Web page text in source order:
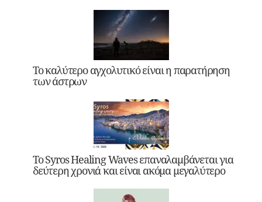
Το καλύτερο αγχολυτικό είναι η παρατήρηση
των άστρων
Το Syros Healing Waves επαναλαμβάνεται για
δεύτερη χρονιά και είναι ακόμα μεγαλύτερο